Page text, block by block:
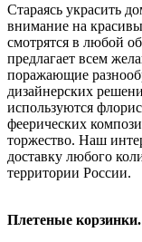
Стараясь украсить
внимание на
смотрятся в любой
предлагает всем
поражающие
дизайнерских
используются
феерических
торжество. Наш
доставку любого
территории России.
Плетеные корзинки.